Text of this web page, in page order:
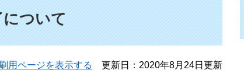
ついて
用ページを表示する 更新日：2020年8月24日更新